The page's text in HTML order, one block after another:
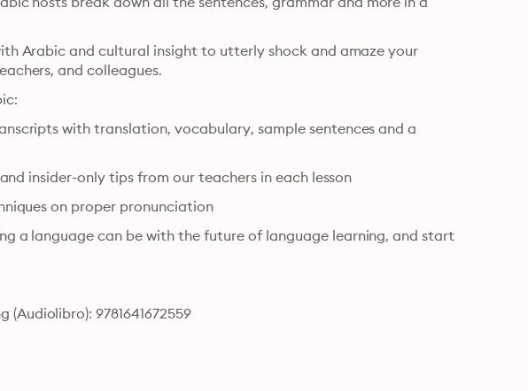
Arabic and cultural insight to utterly shock and amaze your
and colleagues.
with translation, vocabulary, sample sentences and a
insider-only tips from our teachers in each lesson
on proper pronunciation
a language can be with the future of language learning, and start
9781641672559